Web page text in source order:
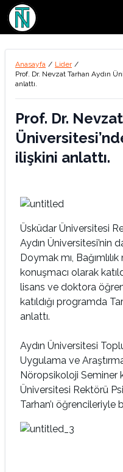
Anasayfa / Lider /
Prof. Dr. Nevzat Tarhan Aydın
anlattı.
Prof. Dr.
ilişkini anlattı.
Üsküdar Üniversitesi
Aydın Üniversitesi’nin
Doymak mı,
konuşmacı olarak
lisans ve doktora
katıldığı programda
anlattı.
Aydın Üniversitesi
Uygulama ve
Nöropsikoloji Seminer
Üniversitesi Rektörü
Tarhan’ı öğrencileriyle